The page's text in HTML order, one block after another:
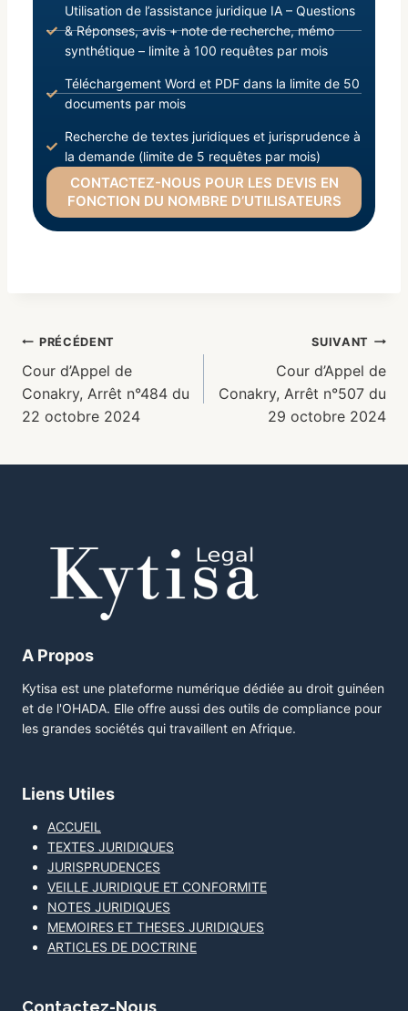
Utilisation de l’assistance juridique IA – Questions
& Réponses, avis + note de recherche, mémo
synthétique – limite à 100 requêtes par mois
Téléchargement Word et PDF dans la limite de 50
documents par mois
Recherche de textes juridiques et jurisprudence à
la demande (limite de 5 requêtes par mois)
CONTACTEZ-NOUS POUR LES DEVIS EN
FONCTION DU NOMBRE D’UTILISATEURS
PRÉCÉDENT
Cour d’Appel de
Conakry, Arrêt n°484 du
22 octobre 2024
SUIVANT
Cour d’Appel de
Conakry, Arrêt n°507 du
29 octobre 2024
A Propos
Kytisa est une plateforme numérique dédiée au droit guinéen
et de l'OHADA. Elle offre aussi des outils de compliance pour
les grandes sociétés qui travaillent en Afrique.
Liens Utiles
ACCUEIL
TEXTES JURIDIQUES
JURISPRUDENCES
VEILLE JURIDIQUE ET CONFORMITE
NOTES JURIDIQUES
MEMOIRES ET THESES JURIDIQUES
ARTICLES DE DOCTRINE
Contactez-Nous